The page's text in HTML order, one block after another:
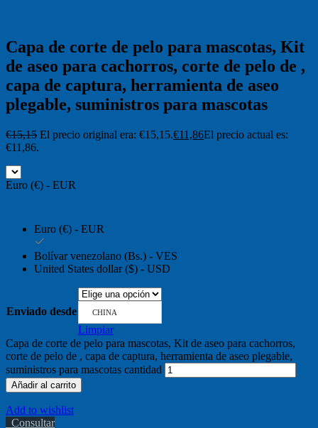
Capa de corte de pelo para mascotas, Kit
de aseo para cachorros, corte de pelo de ,
capa de captura, herramienta de aseo
plegable, suministros para mascotas
€15,15 El precio original era: €15,15.€11,86El precio actual es:
€11,86.
Euro (€) - EUR
Euro (€) - EUR
Bolívar venezolano (Bs.) - VES
United States dollar ($) - USD
Enviado desde CHINA
Limpiar
Capa de corte de pelo para mascotas, Kit de aseo para cachorros,
corte de pelo de , capa de captura, herramienta de aseo plegable,
suministros para mascotas cantidad
Añadir al carrito
Add to wishlist
Consultar